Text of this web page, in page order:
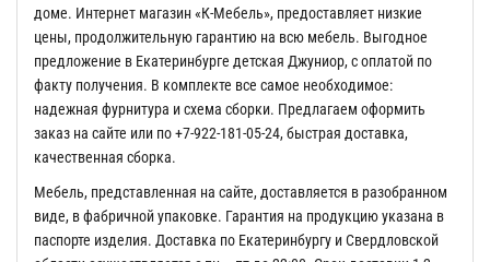
доме. Интернет магазин «К-Мебель», предоставляет низкие
цены, продолжительную гарантию на всю мебель. Выгодное
предложение в Екатеринбурге детская Джуниор, с оплатой по
факту получения. В комплекте все самое необходимое:
надежная фурнитура и схема сборки. Предлагаем оформить
заказ на сайте или по +7-922-181-05-24, быстрая доставка,
качественная сборка.
Мебель, представленная на сайте, доставляется в разобранном
виде, в фабричной упаковке. Гарантия на продукцию указана в
паспорте изделия. Доставка по Екатеринбургу и Свердловской